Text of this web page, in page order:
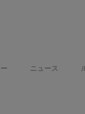
ニュース